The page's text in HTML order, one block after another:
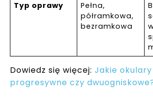
Typ oprawy
Pełna,
półramkowa,
bezramkowa
Dowiedz się więcej: Jakie
progresywne czy